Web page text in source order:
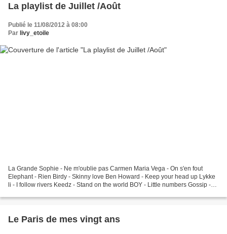
La playlist de Juillet /Août
Publié le 11/08/2012 à 08:00
Par livy_etoile
La Grande Sophie - Ne m'oublie pas Carmen Maria Vega - On s'en fout
Elephant - Rien Birdy - Skinny love Ben Howard - Keep your head up Lykke
li - I follow rivers Keedz - Stand on the world BOY - Little numbers Gossip -
Le Paris de mes vingt ans